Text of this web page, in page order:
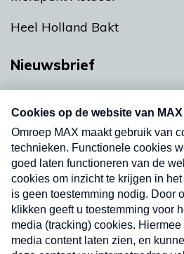
Heel Holland Bakt
Nieuwsbrief
nieuwsbrief. Elke vrijdag- en
uw mailbox.